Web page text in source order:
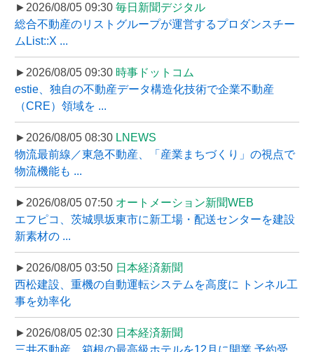
►2026/08/05 09:30 毎日新聞デジタル
総合不動産のリストグループが運営するプロダンスチー
ムList::X ...
►2026/08/05 09:30 時事ドットコム
estie、独自の不動産データ構造化技術で企業不動産
（CRE）領域を ...
►2026/08/05 08:30 LNEWS
物流最前線／東急不動産、「産業まちづくり」の視点で
物流機能も ...
►2026/08/05 07:50 オートメーション新聞WEB
エフピコ、茨城県坂東市に新工場・配送センターを建設
新素材の ...
►2026/08/05 03:50 日本経済新聞
西松建設、重機の自動運転システムを高度に トンネル工
事を効率化
►2026/08/05 02:30 日本経済新聞
三井不動産、箱根の最高級ホテルを12月に開業 予約受